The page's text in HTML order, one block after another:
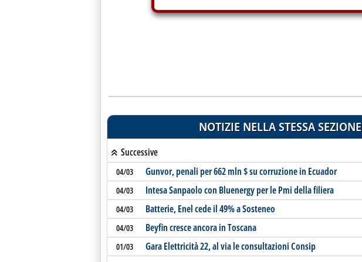
NOTIZIE NELLA STESSA SEZIONE
Successive
04/03 Gunvor, penali per 662 mln $ su corruzione in Ecuador
04/03 Intesa Sanpaolo con Bluenergy per le Pmi della filiera
04/03 Batterie, Enel cede il 49% a Sosteneo
04/03 Beyfin cresce ancora in Toscana
01/03 Gara Elettricità 22, al via le consultazioni Consip